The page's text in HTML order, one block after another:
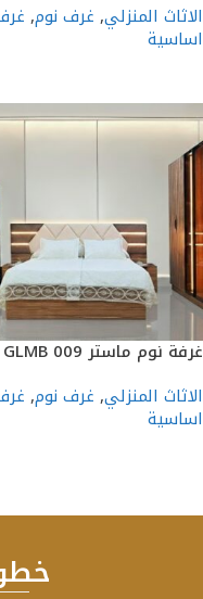
الاثاث المنزلي, غرف نوم,
اساسية
غرفة نوم ماستر GLMB 009
الاثاث المنزلي, غرف نوم,
اساسية